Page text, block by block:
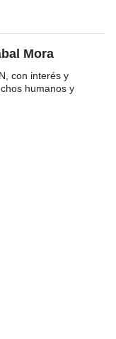
Mora
con interés y
humanos y